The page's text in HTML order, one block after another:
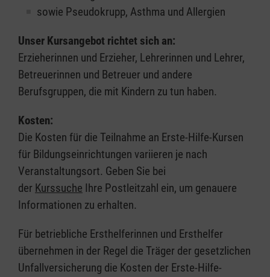
sowie Pseudokrupp, Asthma und Allergien
Unser Kursangebot richtet sich an:
Erzieherinnen und Erzieher, Lehrerinnen und Lehrer,
Betreuerinnen und Betreuer und andere
Berufsgruppen, die mit Kindern zu tun haben.
Kosten:
Die Kosten für die Teilnahme an Erste-Hilfe-Kursen
für Bildungseinrichtungen variieren je nach
Veranstaltungsort. Geben Sie bei
der Kurssuche Ihre Postleitzahl ein, um genauere
Informationen zu erhalten.
Für betriebliche Ersthelferinnen und Ersthelfer
übernehmen in der Regel die Träger der gesetzlichen
Unfallversicherung die Kosten der Erste-Hilfe-